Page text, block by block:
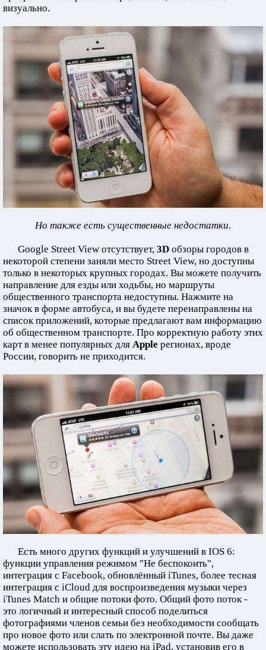
визуально.
Но также есть существенные недостатки.
Google Street View отсутствует, 3D обзоры городов в
некоторой степени заняли место Street View, но доступны
только в некоторых крупных городах. Вы можете получить
направление для езды или ходьбы, но маршруты
общественного транспорта недоступны. Нажмите на
значок в форме автобуса, и вы будете перенаправлены на
список приложений, которые предлагают вам информацию
об общественном транспорте. Про корректную работу этих
карт в менее популярных для Apple регионах, вроде
России, говорить не приходится.
Есть много других функций и улучшений в IOS 6:
функции управления режимом "Не беспокоить",
интеграция с Facebook, обновлённый iTunes, более тесная
интеграция с iCloud для воспроизведения музыки через
iTunes Match и общие потоки фото. Общий фото поток -
это логичный и интересный способ поделиться
фотографиями членов семьи без необходимости сообщать
про новое фото или слать по электронной почте. Вы даже
можете использовать эту идею на iPad, установив его в